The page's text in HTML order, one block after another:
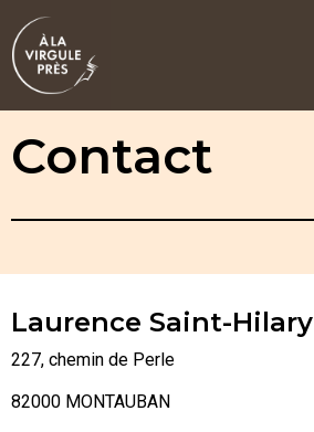
Contact
Laurence Saint-Hilary
227, chemin de Perle
82000 MONTAUBAN